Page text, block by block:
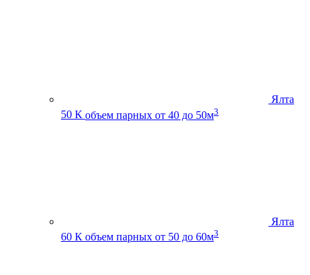
Ялта
50 К объем парных от 40 до 50м3
Ялта
60 К объем парных от 50 до 60м3